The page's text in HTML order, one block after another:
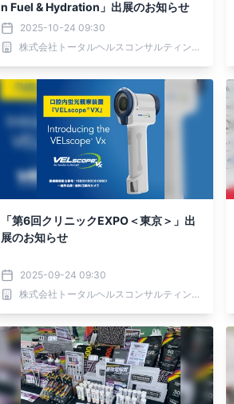
n Fuel & Hydration」出展のお知らせ
2025-10-24 09:30
株式会社トータルヘルスコンサルティング
「第6回クリニックEXPO＜東京＞」出
展のお知らせ
2025-09-24 09:30
株式会社トータルヘルスコンサルティング